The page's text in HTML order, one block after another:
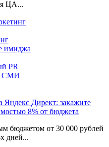
ЦА...
имиджа
PR
СМИ
Яндекс Директ: закажите
8% от бюджета
бюджетом от 30 000 рублей
дней...